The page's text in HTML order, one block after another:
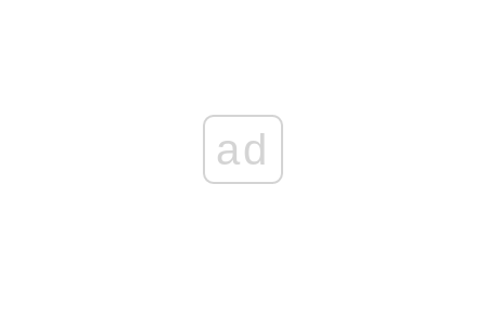
ad